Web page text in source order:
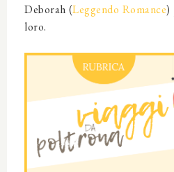
Deborah (Leggendo Romance)
loro.